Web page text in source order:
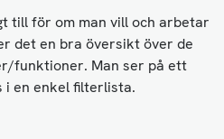
till för om man vill och arbetar
det en bra översikt över de
funktioner. Man ser på ett
i en enkel filterlista.